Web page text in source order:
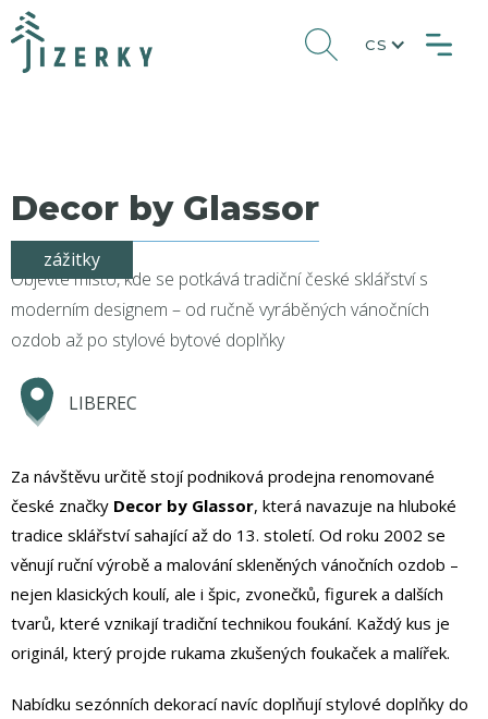
CS
Decor by Glassor
zážitky
Objevte místo, kde se potkává tradiční české sklářství s
moderním designem – od ručně vyráběných vánočních
ozdob až po stylové bytové doplňky
LIBEREC
Za návštěvu určitě stojí podniková prodejna renomované
české značky Decor by Glassor, která navazuje na hluboké
tradice sklářství sahající až do 13. století. Od roku 2002 se
věnují ruční výrobě a malování skleněných vánočních ozdob –
nejen klasických koulí, ale i špic, zvonečků, figurek a dalších
tvarů, které vznikají tradiční technikou foukání. Každý kus je
originál, který projde rukama zkušených foukaček a malířek.
Nabídku sezónních dekorací navíc doplňují stylové doplňky do